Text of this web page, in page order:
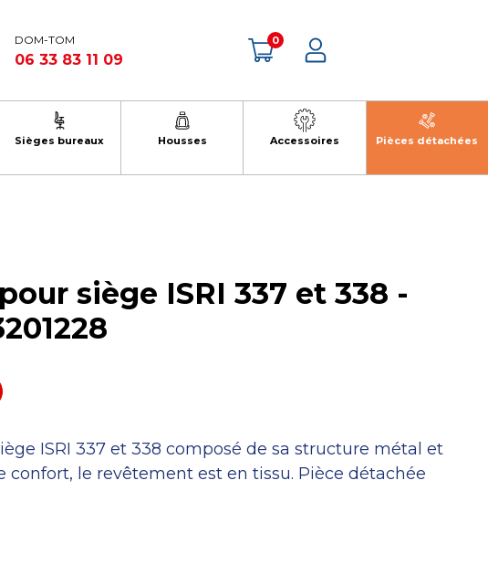
DOM-TOM
06 33 83 11 09
0
Sièges bureaux Housses Accessoires Pièces détachées
siège ISRI 337 et 338 -
ISRI 337 et 338 composé de sa structure métal et
confort, le revêtement est en tissu. Pièce détachée